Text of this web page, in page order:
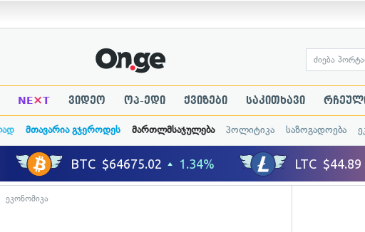
NE×T ვიდეო ოპ-ედი ქვიზები საკითხავი
მთავარია გჯეროდეს მართლმსაჯულება პოლიტიკა საზოგადოება
ეკონომიკა